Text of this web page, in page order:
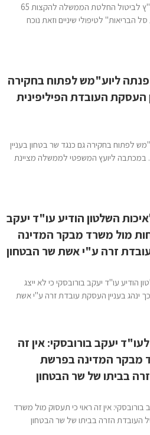
התנועה לאיכות השלטון עתרה לבג"ץ לביטול החלטת הממשלה להקצות 65
הבריאות" לטיפולי שיניים וזאת נוכח
פנתה ליוע"מש לפתוח בחקירה
העסקת העובדת הפיליפינית
לפתוח בחקירה גם כנגד שר בטחון בעניין
במכתבה ליועץ המשפטי לממשלה מציינת
השלטון הודיע עו"ד יעקב
מול משרד מבקר המדינה
עובדת זרה ע"י אשת שר הבטחון
הודיע עו"ד יעקב בורובסקי כי לא ייצג
ינהג בעניין העסקת עובדת זרה ע"י אשת
יעקב בורובסקי: אין זה
מבקר המדינה בפרשת
בביתו של שר הבטחון
אין זה ראוי כי תעסוק מול משרד
הזרה בביתו של שר הבטחון